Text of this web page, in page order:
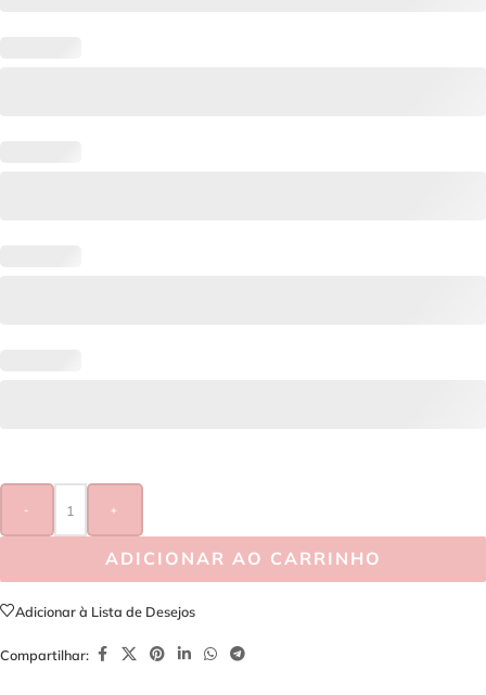
- +
ADICIONAR AO CARRINHO
Adicionar à Lista de Desejos
Compartilhar: